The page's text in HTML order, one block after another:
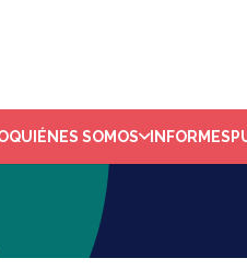
QUIÉNES SOMOS INFORMES